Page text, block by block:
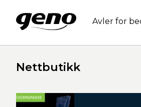
Avler for
Nettbutikk